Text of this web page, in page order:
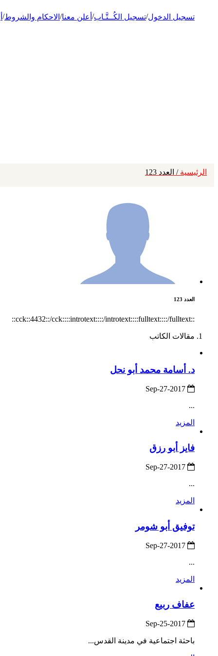
تسجيل الدخول/تسجيل الكُــتَّـاب/ أعلن معنا/ الاحكام والشروط/
الرئيسية / العدد 123
العدد 123
::cck::4432::/cck::::introtext::::/introtext::::fulltext::::/fulltext::
مقالات الكاتب
د. أسامة محمد أبو نحل
...
المزيد
فايز أبو رزق
...
المزيد
توفيق أبو شومر
...
المزيد
عفاف ربيع
باحثة اجتماعية في مدينة القدس...